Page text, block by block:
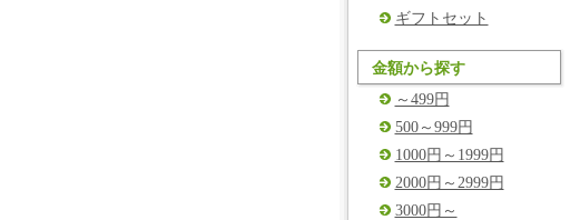
ギフトセット
金額から探す
～499円
500～999円
1000円～1999円
2000円～2999円
3000円～